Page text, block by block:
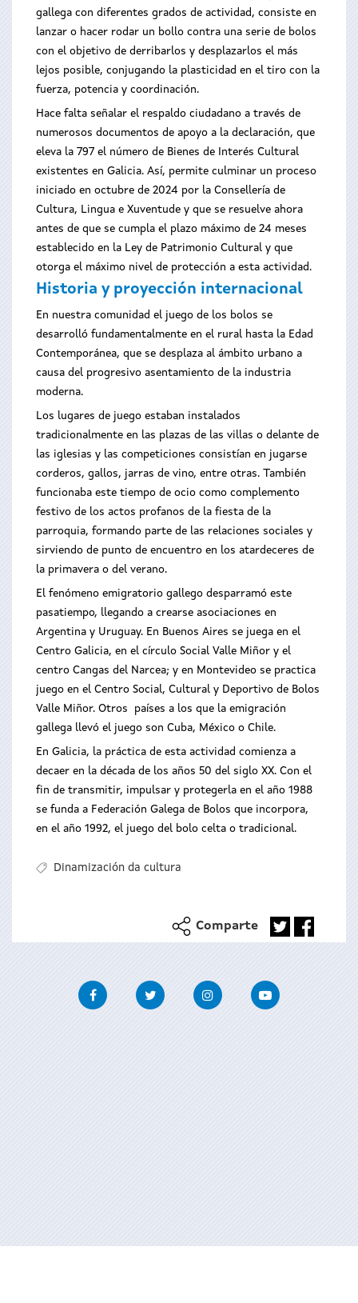
gallega con diferentes grados de actividad, consiste en
lanzar o hacer rodar un bollo contra una serie de bolos
con el objetivo de derribarlos y desplazarlos el más
lejos posible, conjugando la plasticidad en el tiro con la
fuerza, potencia y coordinación.
Hace falta señalar el respaldo ciudadano a través de
numerosos documentos de apoyo a la declaración, que
eleva la 797 el número de Bienes de Interés Cultural
existentes en Galicia. Así, permite culminar un proceso
iniciado en octubre de 2024 por la Consellería de
Cultura, Lingua e Xuventude y que se resuelve ahora
antes de que se cumpla el plazo máximo de 24 meses
establecido en la Ley de Patrimonio Cultural y que
otorga el máximo nivel de protección a esta actividad.
Historia y proyección internacional
En nuestra comunidad el juego de los bolos se
desarrolló fundamentalmente en el rural hasta la Edad
Contemporánea, que se desplaza al ámbito urbano a
causa del progresivo asentamiento de la industria
moderna.
Los lugares de juego estaban instalados
tradicionalmente en las plazas de las villas o delante de
las iglesias y las competiciones consistían en jugarse
corderos, gallos, jarras de vino, entre otras. También
funcionaba este tiempo de ocio como complemento
festivo de los actos profanos de la fiesta de la
parroquia, formando parte de las relaciones sociales y
sirviendo de punto de encuentro en los atardeceres de
la primavera o del verano.
El fenómeno emigratorio gallego desparramó este
pasatiempo, llegando a crearse asociaciones en
Argentina y Uruguay. En Buenos Aires se juega en el
Centro Galicia, en el círculo Social Valle Miñor y el
centro Cangas del Narcea; y en Montevideo se practica
juego en el Centro Social, Cultural y Deportivo de Bolos
Valle Miñor. Otros países a los que la emigración
gallega llevó el juego son Cuba, México o Chile.
En Galicia, la práctica de esta actividad comienza a
decaer en la década de los años 50 del siglo XX. Con el
fin de transmitir, impulsar y protegerla en el año 1988
se funda a Federación Galega de Bolos que incorpora,
en el año 1992, el juego del bolo celta o tradicional.
Dinamización da cultura
Comparte
FacebookTwitter InstagramYoutube